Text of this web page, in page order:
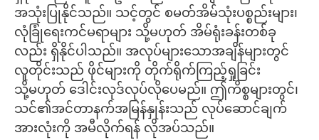
အသုံးပြုနိုင်သည်။ သင့်တွင် စမတ်အိမ်သုံးပစ္စည်းများ၊
လုံခြုံရေးကင်မရာများ သို့မဟုတ် အိမ်ရုံးခန်းတစ်ခု
လည်း ရှိနိုင်ပါသည်။ အလုပ်များသောအချိန်များတွင်
လူတိုင်းသည် ဖိုင်များကို တိုက်ရိုက်ကြည့်ရှုခြင်း
သို့မဟုတ် ဒေါင်းလုဒ်လုပ်လိုပေမည်။ ဤကိစ္စများတွင်၊
သင်၏အင်တာနက်အမြန်နှုန်းသည် လုပ်ဆောင်ချက်
အားလုံးကို အမီလိုက်ရန် လိုအပ်သည်။